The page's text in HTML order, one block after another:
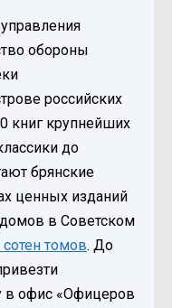
обороны
российских
книг крупнейших
до
брянские
ценных изданий
в Советском
томов. До
в офис «Офицеров